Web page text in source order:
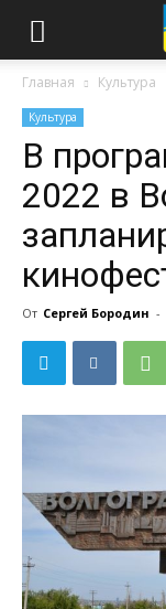
Главная Культура
Культура
В
2022 в
От Сергей Бородин -